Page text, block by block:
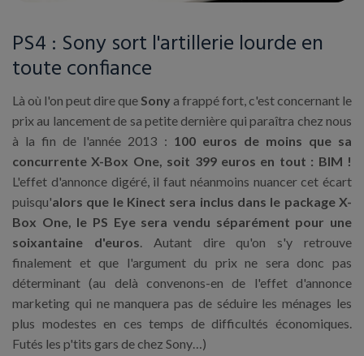
PS4 : Sony sort l'artillerie lourde en
toute confiance
Là où l'on peut dire que Sony a frappé fort, c'est concernant le
prix au lancement de sa petite dernière qui paraîtra chez nous
à la fin de l'année 2013 : 100 euros de moins que sa
concurrente X-Box One, soit 399 euros en tout : BIM !
L'effet d'annonce digéré, il faut néanmoins nuancer cet écart
puisqu'alors que le Kinect sera inclus dans le package X-
Box One, le PS Eye sera vendu séparément pour une
soixantaine d'euros. Autant dire qu'on s'y retrouve
finalement et que l'argument du prix ne sera donc pas
déterminant (au delà convenons-en de l'effet d'annonce
marketing qui ne manquera pas de séduire les ménages les
plus modestes en ces temps de difficultés économiques.
Futés les p'tits gars de chez Sony…)